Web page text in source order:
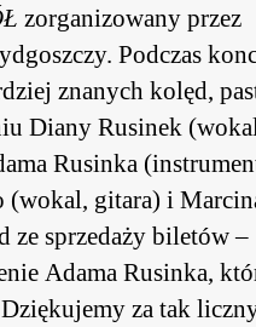
zorganizowany przez
Podczas
znanych kolęd,
Diany Rusinek
Rusinka
(wokal, gitara) i
ze sprzedaży biletów –
Adama Rusinka,
za tak